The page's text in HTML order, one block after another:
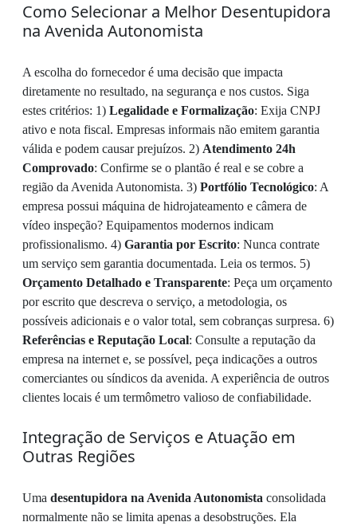
Como Selecionar a Melhor Desentupidora
na Avenida Autonomista
A escolha do fornecedor é uma decisão que impacta
diretamente no resultado, na segurança e nos custos. Siga
estes critérios: 1) Legalidade e Formalização: Exija CNPJ
ativo e nota fiscal. Empresas informais não emitem garantia
válida e podem causar prejuízos. 2) Atendimento 24h
Comprovado: Confirme se o plantão é real e se cobre a
região da Avenida Autonomista. 3) Portfólio Tecnológico: A
empresa possui máquina de hidrojateamento e câmera de
vídeo inspeção? Equipamentos modernos indicam
profissionalismo. 4) Garantia por Escrito: Nunca contrate
um serviço sem garantia documentada. Leia os termos. 5)
Orçamento Detalhado e Transparente: Peça um orçamento
por escrito que descreva o serviço, a metodologia, os
possíveis adicionais e o valor total, sem cobranças surpresa. 6)
Referências e Reputação Local: Consulte a reputação da
empresa na internet e, se possível, peça indicações a outros
comerciantes ou síndicos da avenida. A experiência de outros
clientes locais é um termômetro valioso de confiabilidade.
Integração de Serviços e Atuação em
Outras Regiões
Uma desentupidora na Avenida Autonomista consolidada
normalmente não se limita apenas a desobstruções. Ela